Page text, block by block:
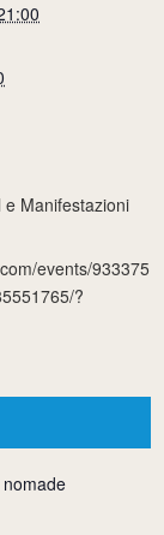
Manifestazioni
events/933375
?